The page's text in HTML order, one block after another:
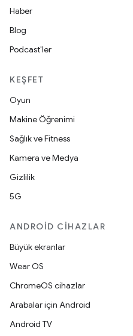
Haber
Blog
Podcast'ler
KEŞFET
Oyun
Makine Öğrenimi
Sağlık ve Fitness
Kamera ve Medya
Gizlilik
5G
ANDROID CIHAZLAR
Büyük ekranlar
Wear OS
ChromeOS cihazlar
Arabalar için Android
Android TV